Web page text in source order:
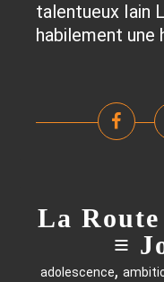
talentueux Iain
habilement une
La Route
≡
adolescence,